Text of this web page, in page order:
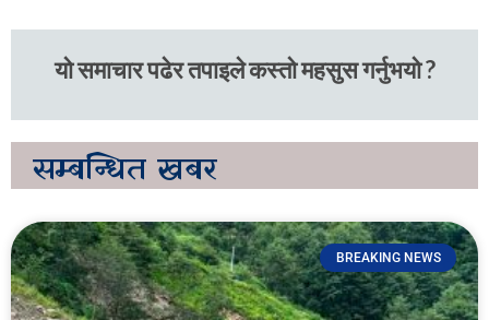
यो समाचार पढेर तपाइले कस्तो महसुस गर्नुभयो ?
सम्बन्धित खबर
BREAKING NEWS